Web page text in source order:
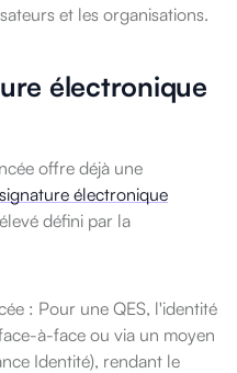
et les organisations.
électronique
offre déjà une
signature électronique
défini par la
: Pour une QES, l'identité
à-face ou via un moyen
Identité), rendant le